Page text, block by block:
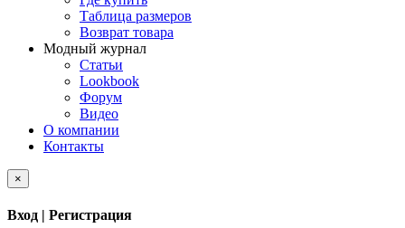
Таблица размеров
Возврат товара
Модный журнал
Статьи
Lookbook
Форум
Видео
О компании
Контакты
×
Вход | Регистрация